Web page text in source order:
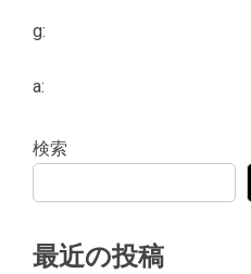
g:
a:
検索
最近の投稿